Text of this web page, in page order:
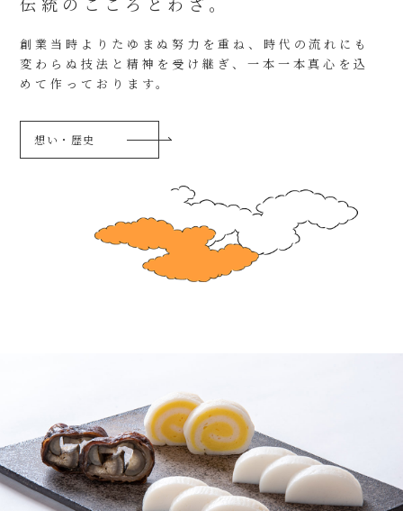
創業当時よりたゆまぬ努力を重ね、時代の流れにも
変わらぬ技法と精神を受け継ぎ、一本一本真心を込
めて作っております。
想い・歴史